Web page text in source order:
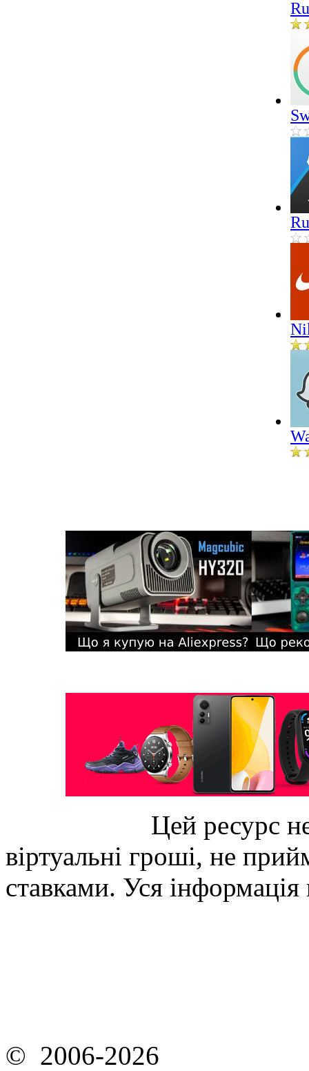
Цей ресурс
віртуальні гроші, не
ставками. Уся
© 2006-2026